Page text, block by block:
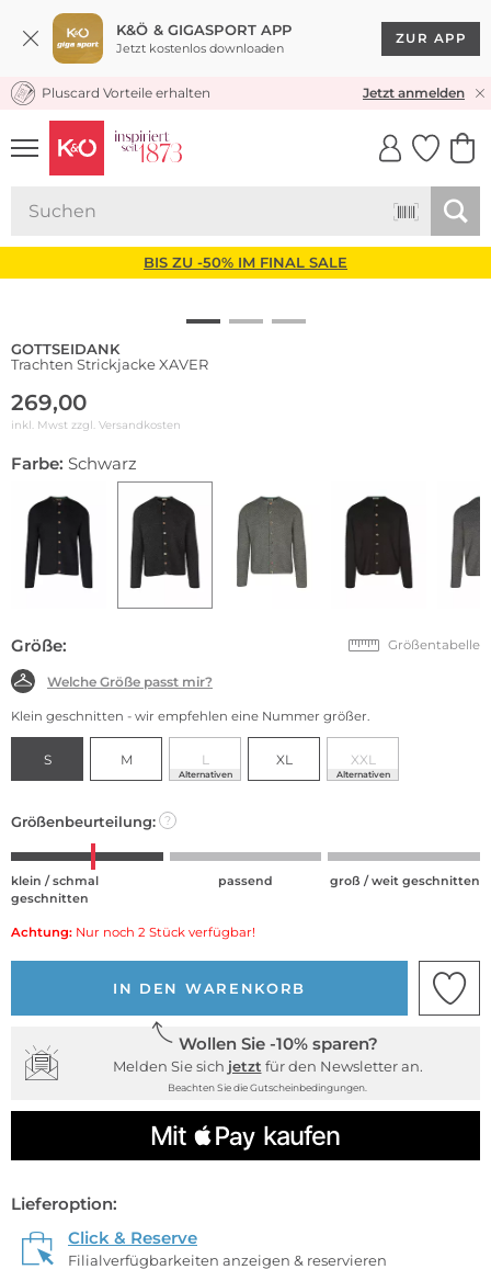
K&Ö & GIGASPORT APP
Jetzt kostenlos downloaden
ZUR APP
KOSTENLOSER VERSAND* & RÜCKVERSAND
Pluscard Vorteile erhalten Jetzt anmelden
UNSERE APP
CLICK &
BIS ZU -50% IM FINAL SALE
GOTTSEIDANK
Trachten Strickjacke XAVER
269,00
inkl. Mwst zzgl. Versandkosten
Farbe: Schwarz
Größe: Größentabelle
Welche Größe passt mir?
Klein geschnitten - wir empfehlen eine Nummer größer.
S M L
Alternativen
XL XXL
Alternativen
Größenbeurteilung: ?
klein / schmal
geschnitten
passend groß / weit geschnitten
Achtung: Nur noch 2 Stück verfügbar!
IN DEN WARENKORB
Wollen Sie -10% sparen?
Melden Sie sich jetzt für den Newsletter an.
Beachten Sie die Gutscheinbedingungen.
Lieferoption:
Click & Reserve
Filialverfügbarkeiten anzeigen & reservieren